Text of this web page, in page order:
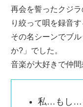
再会を誓ったクジ
り絞って唄を録音
その名シーンでブ
か?」でした。
音楽が大好きで仲
私…もし…